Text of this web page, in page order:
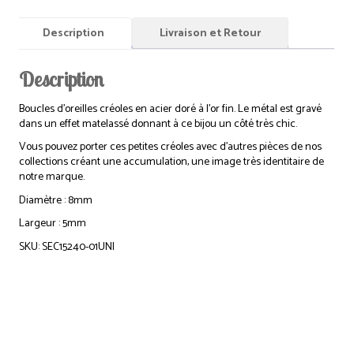
Description Livraison et Retour
Description
Boucles d’oreilles créoles en acier doré à l’or fin. Le métal est gravé
dans un effet matelassé donnant à ce bijou un côté très chic.
Vous pouvez porter ces petites créoles avec d’autres pièces de nos
collections créant une accumulation, une image très identitaire de
notre marque.
Diamètre : 8mm
Largeur : 5mm
SKU: SEC15240-01UNI